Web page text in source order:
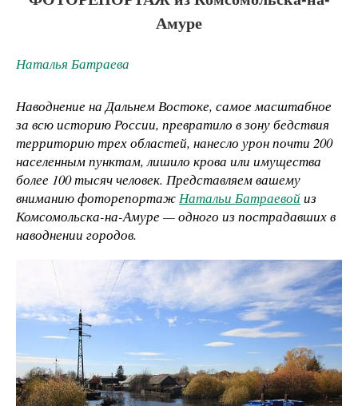
Амуре
Наталья Батраева
Наводнение на Дальнем Востоке, самое масштабное
за всю историю России, превратило в зону бедствия
территорию трех областей, нанесло урон почти 200
населенным пунктам, лишило крова или имущества
более 100 тысяч человек. Представляем вашему
вниманию фоторепортажНатальи Батраевойиз
Комсомольска-на-Амуре — одного из пострадавших в
наводнении городов.